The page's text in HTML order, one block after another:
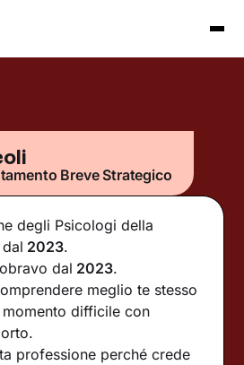
Breve Strategico
degli Psicologi della
dal 2023.
dal 2023.
meglio te stesso
difficile con
professione perché crede